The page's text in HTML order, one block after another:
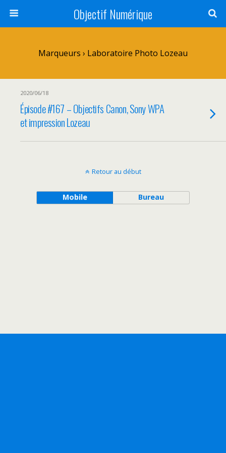
Objectif Numérique
Marqueurs › Laboratoire Photo Lozeau
2020/06/18
Épisode #167 – Objectifs Canon, Sony WPA
et impression Lozeau
Retour au début
Mobile Bureau